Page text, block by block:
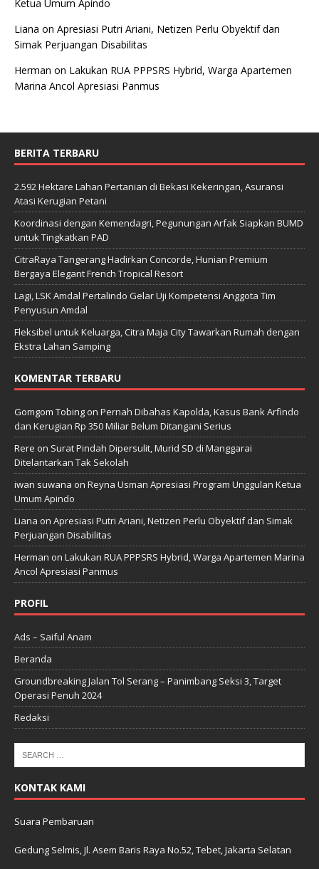
Ketua Umum Apindo
Liana on Apresiasi Putri Ariani, Netizen Perlu Obyektif dan
Simak Perjuangan Disabilitas
Herman on Lakukan RUA PPPSRS Hybrid, Warga Apartemen
Marina Ancol Apresiasi Panmus
BERITA TERBARU
2.592 Hektare Lahan Pertanian di Bekasi Kekeringan, Asuransi
Atasi Kerugian Petani
Koordinasi dengan Kemendagri, Pegunungan Arfak Siapkan BUMD
untuk Tingkatkan PAD
CitraRaya Tangerang Hadirkan Concorde, Hunian Premium
Bergaya Elegant French Tropical Resort
Lagi, LSK Amdal Pertalindo Gelar Uji Kompetensi Anggota Tim
Penyusun Amdal
Fleksibel untuk Keluarga, Citra Maja City Tawarkan Rumah dengan
Ekstra Lahan Samping
KOMENTAR TERBARU
Gomgom Tobing on Pernah Dibahas Kapolda, Kasus Bank Arfindo
dan Kerugian Rp 350 Miliar Belum Ditangani Serius
Rere on Surat Pindah Dipersulit, Murid SD di Manggarai
Ditelantarkan Tak Sekolah
iwan suwana on Reyna Usman Apresiasi Program Unggulan Ketua
Umum Apindo
Liana on Apresiasi Putri Ariani, Netizen Perlu Obyektif dan Simak
Perjuangan Disabilitas
Herman on Lakukan RUA PPPSRS Hybrid, Warga Apartemen Marina
Ancol Apresiasi Panmus
PROFIL
Ads – Saiful Anam
Beranda
Groundbreaking Jalan Tol Serang – Panimbang Seksi 3, Target
Operasi Penuh 2024
Redaksi
KONTAK KAMI
Suara Pembaruan
Gedung Selmis, Jl. Asem Baris Raya No.52, Tebet, Jakarta Selatan